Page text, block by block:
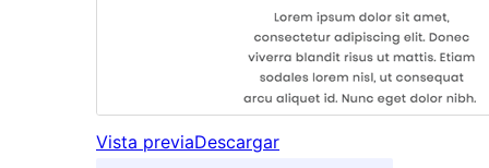
Vista previaDescargar